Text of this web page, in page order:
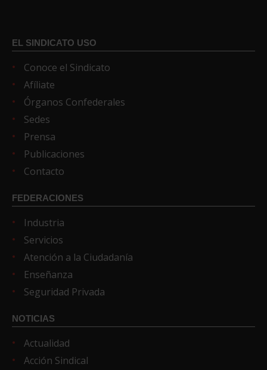
EL SINDICATO USO
Conoce el Sindicato
Afíliate
Órganos Confederales
Sedes
Prensa
Publicaciones
Contacto
FEDERACIONES
Industria
Servicios
Atención a la Ciudadanía
Enseñanza
Seguridad Privada
NOTICIAS
Actualidad
Acción Sindical